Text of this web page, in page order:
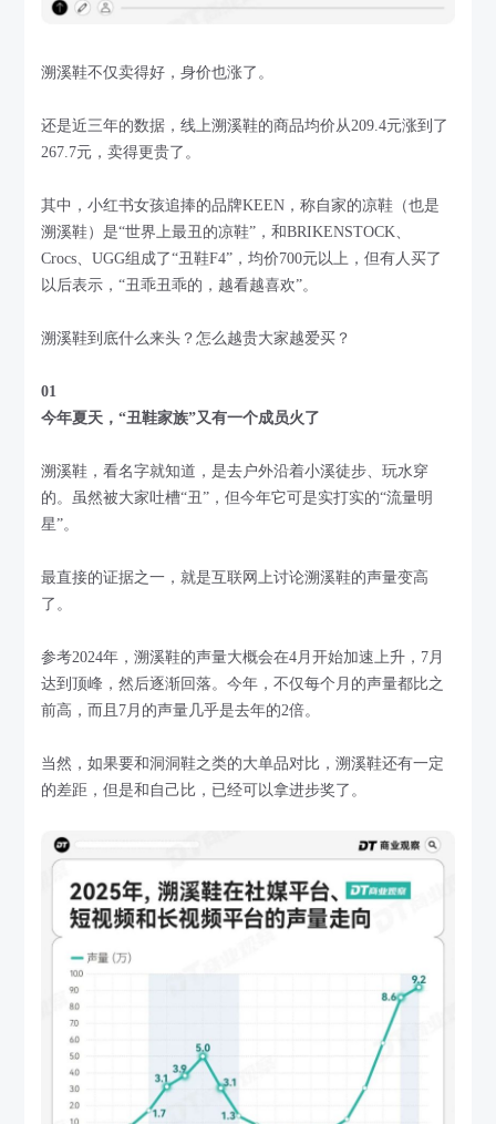
溯溪鞋不仅卖得好，身价也涨了。
还是近三年的数据，线上溯溪鞋的商品均价从209.4元涨到了
267.7元，卖得更贵了。
其中，小红书女孩追捧的品牌KEEN，称自家的凉鞋（也是
溯溪鞋）是“世界上最丑的凉鞋”，和BRIKENSTOCK、
Crocs、UGG组成了“丑鞋F4”，均价700元以上，但有人买了
以后表示，“丑乖丑乖的，越看越喜欢”。
溯溪鞋到底什么来头？怎么越贵大家越爱买？
01
今年夏天，“丑鞋家族”又有一个成员火了
溯溪鞋，看名字就知道，是去户外沿着小溪徒步、玩水穿
的。虽然被大家吐槽“丑”，但今年它可是实打实的“流量明
星”。
最直接的证据之一，就是互联网上讨论溯溪鞋的声量变高
了。
参考2024年，溯溪鞋的声量大概会在4月开始加速上升，7月
达到顶峰，然后逐渐回落。今年，不仅每个月的声量都比之
前高，而且7月的声量几乎是去年的2倍。
当然，如果要和洞洞鞋之类的大单品对比，溯溪鞋还有一定
的差距，但是和自己比，已经可以拿进步奖了。